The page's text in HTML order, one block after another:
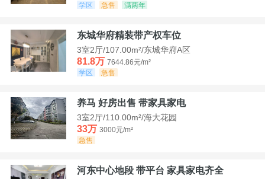
学区
急售 满两年
东城华府精装带产权车位
3室2厅/107.00m²/东城华府A区
81.8万 7644.86元/m²
学区
急售
养马 好房出售 带家具家电
3室2厅/110.00m²/海大花园
33万 3000元/m²
急售
河东中心地段 带平台 家具家电齐全